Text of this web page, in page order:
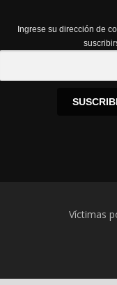
Ingrese su dirección de
Víctimas